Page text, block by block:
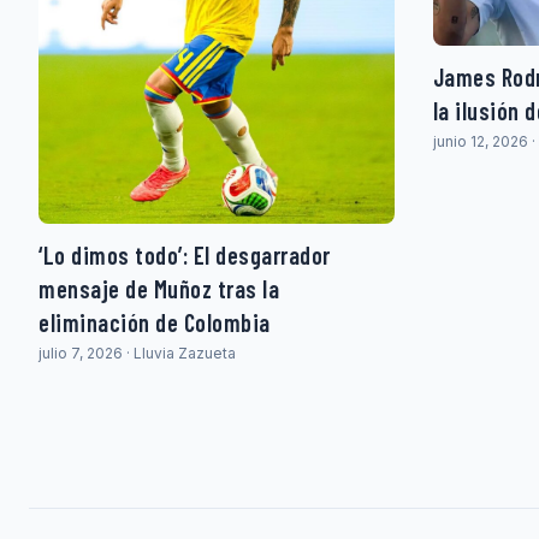
‘Lo dimos todo’: El desgarrador
mensaje de Muñoz tras la
eliminación de Colombia
julio 7, 2026 · Lluvia Zazueta
James
la ilusión
junio 12, 2026